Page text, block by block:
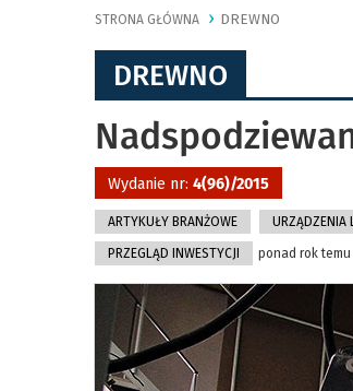
STRONA GŁÓWNA DREWNO
DREWNO
Wydanie nr: 4(96)/2015
ARTYKUŁY BRANŻOWE URZĄDZENIA
PRZEGLĄD INWESTYCJI ponad rok